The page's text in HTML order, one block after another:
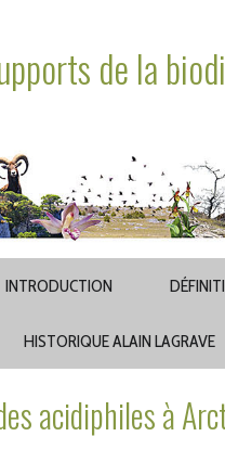
de la
INTRODUCTION
HISTORIQUE ALAIN LAGRAVE
acidiphiles à